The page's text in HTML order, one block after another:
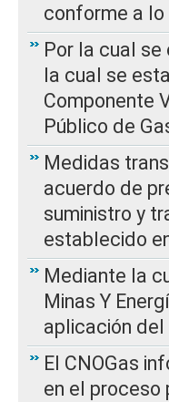
conforme a lo
Por la cual se
la cual se
Componente
Público de
Medidas
acuerdo de
suministro y
establecido
Mediante la
Minas Y
aplicación
El CNOGas
en el proceso